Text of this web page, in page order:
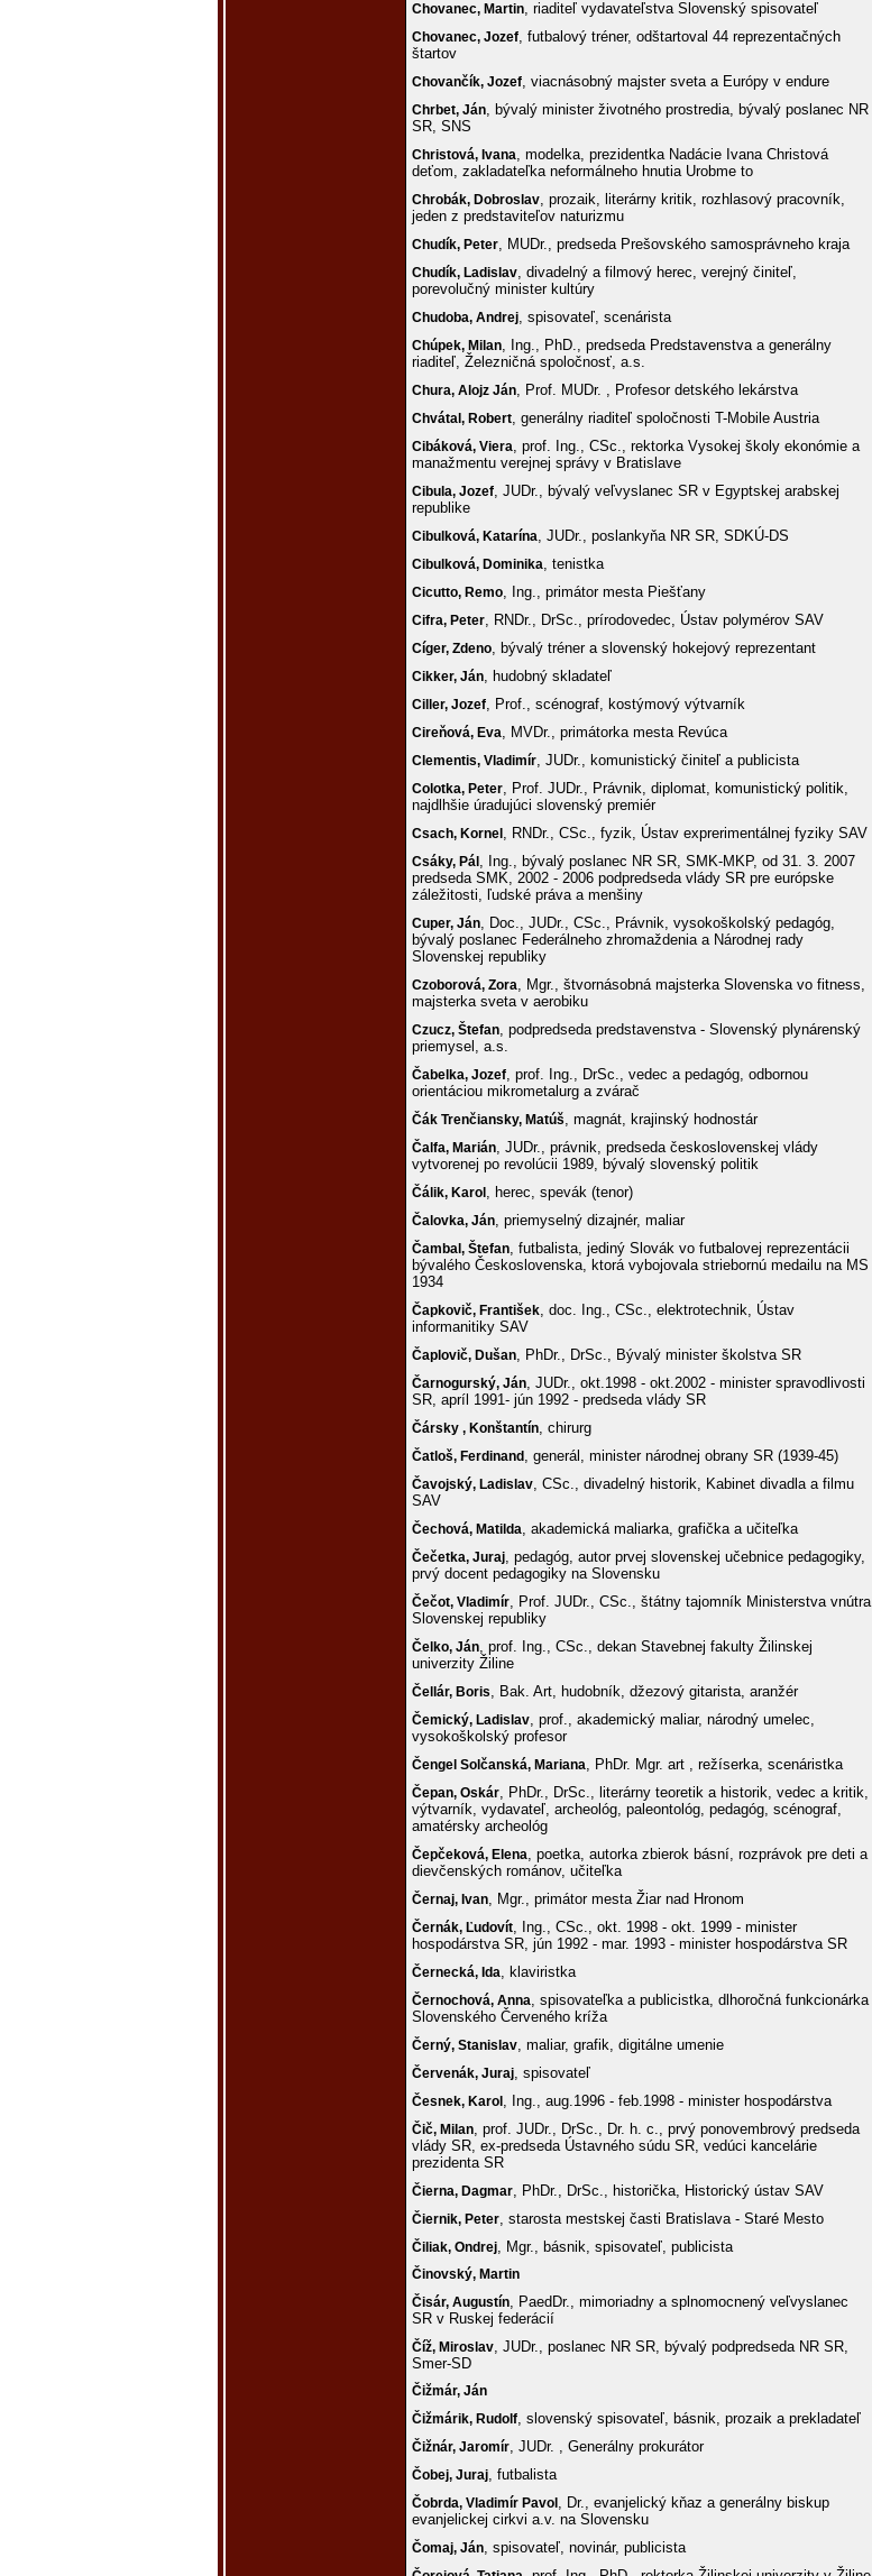
Chovanec, Martin, riaditeľ vydavateľstva Slovenský spisovateľ
Chovanec, Jozef, futbalový tréner, odštartoval 44 reprezentačných
štartov
Chovančík, Jozef, viacnásobný majster sveta a Európy v endure
Chrbet, Ján, bývalý minister životného prostredia, bývalý poslanec NR
SR, SNS
Christová, Ivana, modelka, prezidentka Nadácie Ivana Christová
deťom, zakladateľka neformálneho hnutia Urobme to
Chrobák, Dobroslav, prozaik, literárny kritik, rozhlasový pracovník,
jeden z predstaviteľov naturizmu
Chudík, Peter, MUDr., predseda Prešovského samosprávneho kraja
Chudík, Ladislav, divadelný a filmový herec, verejný činiteľ,
porevolučný minister kultúry
Chudoba, Andrej, spisovateľ, scenárista
Chúpek, Milan, Ing., PhD., predseda Predstavenstva a generálny
riaditeľ, Železničná spoločnosť, a.s.
Chura, Alojz Ján, Prof. MUDr. , Profesor detského lekárstva
Chvátal, Robert, generálny riaditeľ spoločnosti T-Mobile Austria
Cibáková, Viera, prof. Ing., CSc., rektorka Vysokej školy ekonómie a
manažmentu verejnej správy v Bratislave
Cibula, Jozef, JUDr., bývalý veľvyslanec SR v Egyptskej arabskej
republike
Cibulková, Katarína, JUDr., poslankyňa NR SR, SDKÚ-DS
Cibulková, Dominika, tenistka
Cicutto, Remo, Ing., primátor mesta Piešťany
Cifra, Peter, RNDr., DrSc., prírodovedec, Ústav polymérov SAV
Cíger, Zdeno, bývalý tréner a slovenský hokejový reprezentant
Cikker, Ján, hudobný skladateľ
Ciller, Jozef, Prof., scénograf, kostýmový výtvarník
Cireňová, Eva, MVDr., primátorka mesta Revúca
Clementis, Vladimír, JUDr., komunistický činiteľ a publicista
Colotka, Peter, Prof. JUDr., Právnik, diplomat, komunistický politik,
najdlhšie úradujúci slovenský premiér
Csach, Kornel , RNDr., CSc., fyzik, Ústav exprerimentálnej fyziky SAV
Csáky, Pál , Ing., bývalý poslanec NR SR, SMK-MKP, od 31. 3. 2007
predseda SMK, 2002 - 2006 podpredseda vlády SR pre európske
záležitosti, ľudské práva a menšiny
Cuper, Ján, Doc., JUDr., CSc., Právnik, vysokoškolský pedagóg,
bývalý poslanec Federálneho zhromaždenia a Národnej rady
Slovenskej republiky
Czoborová, Zora, Mgr., štvornásobná majsterka Slovenska vo fitness,
majsterka sveta v aerobiku
Czucz, Štefan, podpredseda predstavenstva - Slovenský plynárenský
priemysel, a.s.
Čabelka, Jozef, prof. Ing., DrSc., vedec a pedagóg, odbornou
orientáciou mikrometalurg a zvárač
Čák Trenčiansky, Matúš, magnát, krajinský hodnostár
Čalfa, Marián, JUDr., právnik, predseda československej vlády
vytvorenej po revolúcii 1989, bývalý slovenský politik
Čálik, Karol , herec, spevák (tenor)
Čalovka, Ján, priemyselný dizajnér, maliar
Čambal, Štefan, futbalista, jediný Slovák vo futbalovej reprezentácii
bývalého Československa, ktorá vybojovala striebornú medailu na MS
1934
Čapkovič, František, doc. Ing., CSc., elektrotechnik, Ústav
informanitiky SAV
Čaplovič, Dušan, PhDr., DrSc., Bývalý minister školstva SR
Čarnogurský, Ján, JUDr., okt.1998 - okt.2002 - minister spravodlivosti
SR, apríl 1991- jún 1992 - predseda vlády SR
Čársky , Konštantín, chirurg
Čatloš, Ferdinand , generál, minister národnej obrany SR (1939-45)
Čavojský, Ladislav, CSc., divadelný historik, Kabinet divadla a filmu
SAV
Čechová, Matilda, akademická maliarka, grafička a učiteľka
Čečetka, Juraj, pedagóg, autor prvej slovenskej učebnice pedagogiky,
prvý docent pedagogiky na Slovensku
Čečot, Vladimír, Prof. JUDr., CSc., štátny tajomník Ministerstva vnútra
Slovenskej republiky
Čelko, Ján, prof. Ing., CSc., dekan Stavebnej fakulty Žilinskej
univerzity Žiline
Čellár, Boris, Bak. Art, hudobník, džezový gitarista, aranžér
Čemický, Ladislav, prof., akademický maliar, národný umelec,
vysokoškolský profesor
Čengel Solčanská, Mariana, PhDr. Mgr. art , režíserka, scenáristka
Čepan, Oskár, PhDr., DrSc., literárny teoretik a historik, vedec a kritik,
výtvarník, vydavateľ, archeológ, paleontológ, pedagóg, scénograf,
amatérsky archeológ
Čepčeková, Elena, poetka, autorka zbierok básní, rozprávok pre deti a
dievčenských románov, učiteľka
Černaj, Ivan, Mgr., primátor mesta Žiar nad Hronom
Černák, Ľudovít, Ing., CSc., okt. 1998 - okt. 1999 - minister
hospodárstva SR, jún 1992 - mar. 1993 - minister hospodárstva SR
Černecká, Ida, klaviristka
Černochová, Anna, spisovateľka a publicistka, dlhoročná funkcionárka
Slovenského Červeného kríža
Černý, Stanislav, maliar, grafik, digitálne umenie
Červenák, Juraj, spisovateľ
Česnek, Karol , Ing., aug.1996 - feb.1998 - minister hospodárstva
Čič, Milan, prof. JUDr., DrSc., Dr. h. c., prvý ponovembrový predseda
vlády SR, ex-predseda Ústavného súdu SR, vedúci kancelárie
prezidenta SR
Čierna, Dagmar, PhDr., DrSc., historička, Historický ústav SAV
Čiernik, Peter, starosta mestskej časti Bratislava - Staré Mesto
Čiliak, Ondrej, Mgr., básnik, spisovateľ, publicista
Činovský, Martin
Čisár, Augustín, PaedDr., mimoriadny a splnomocnený veľvyslanec
SR v Ruskej federácií
Číž, Miroslav, JUDr., poslanec NR SR, bývalý podpredseda NR SR,
Smer-SD
Čižmár, Ján
Čižmárik, Rudolf, slovenský spisovateľ, básnik, prozaik a prekladateľ
Čižnár, Jaromír, JUDr. , Generálny prokurátor
Čobej, Juraj, futbalista
Čobrda, Vladimír Pavol , Dr., evanjelický kňaz a generálny biskup
evanjelickej cirkvi a.v. na Slovensku
Čomaj, Ján, spisovateľ, novinár, publicista